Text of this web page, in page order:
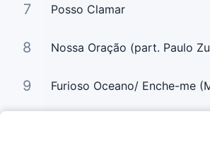
7 Posso Clamar
8 Nossa Oração (part. Paulo
9 Furioso Oceano/ Enche-me